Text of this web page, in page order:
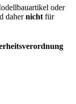
oder
dahernicht für